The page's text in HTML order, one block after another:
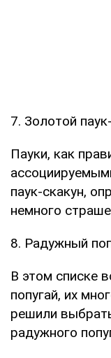
7. Золотой
Пауки, как
паук-скакун,
немного
8. Радужный
В этом списке
попугай, их
решили
радужного